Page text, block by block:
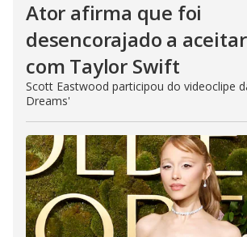
Ator afirma que foi
desencorajado a
com Taylor Swift
Scott Eastwood participou do videoclipe
Dreams'